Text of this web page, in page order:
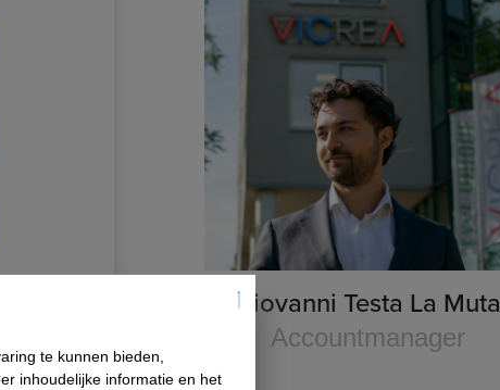
Giovanni Testa La Muta
Accountmanager
te kunnen bieden,
inhoudelijke informatie en het